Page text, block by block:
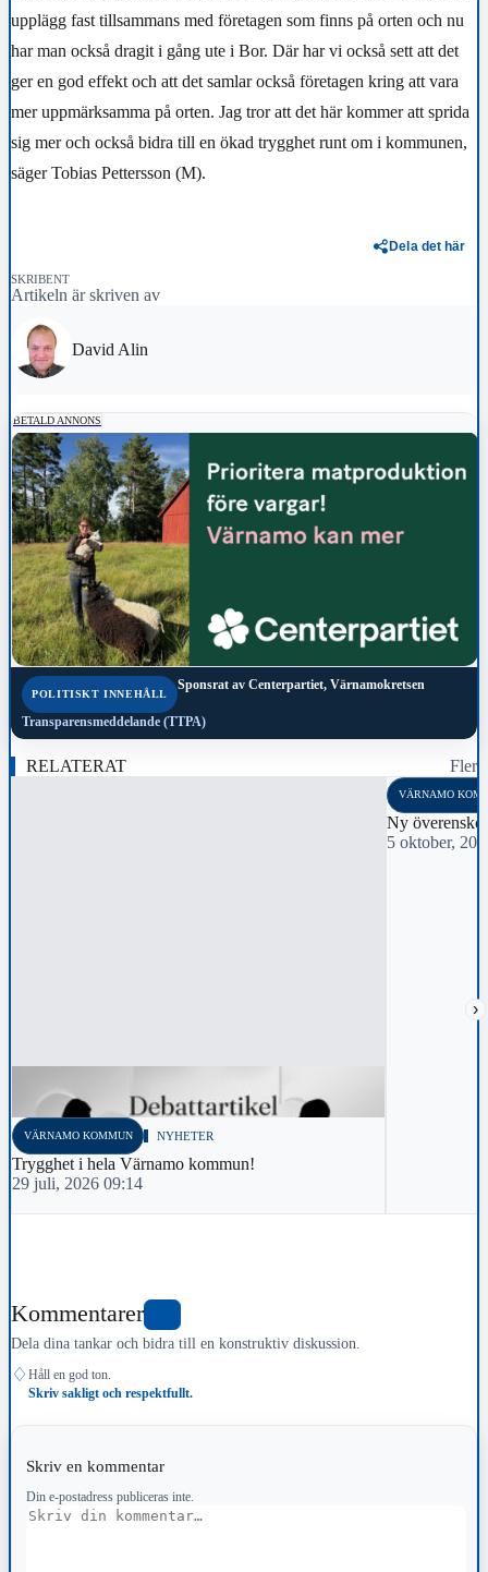
upplägg fast tillsammans med företagen som finns på orten och nu
har man också dragit i gång ute i Bor. Där har vi också sett att det
ger en god effekt och att det samlar också företagen kring att vara
mer uppmärksamma på orten. Jag tror att det här kommer att sprida
sig mer och också bidra till en ökad trygghet runt om i kommunen,
sägerTobias Pettersson (M).
Dela det här
SKRIBENT
Artikeln är skriven av
David Alin
BETALD ANNONS
POLITISKT INNEHÅLL
Sponsrat av Centerpartiet, Värnamokretsen
Transparensmeddelande (TTPA)
RELATERAT Fler
›
VÄRNAMO KOMMUN NYHETER
Trygghet i hela Värnamo kommun!
29 juli, 2026 09:14
VÄRNAMO
Ny
5 oktober,
Kommentarer
Dela dina tankar och bidra till en konstruktiv diskussion.
♢ Håll en god ton.
Skriv sakligt och respektfullt.
Skriv en kommentar
Din e-postadress publiceras inte.
Kommentar